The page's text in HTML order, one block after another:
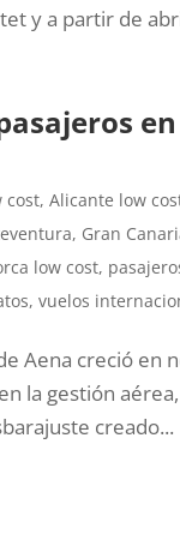
y a partir de
cost,Alicante low
, Gran
low cost,
,vuelos
Aena creció en
la gestión
creado...